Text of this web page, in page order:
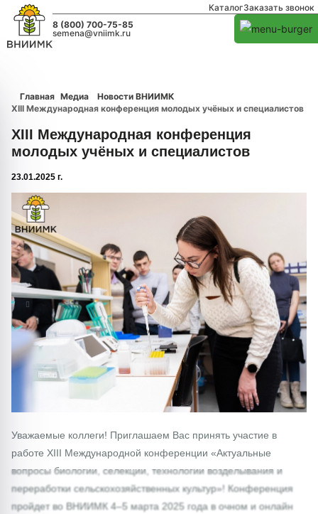
КаталогЗаказать звонок
8 (800) 700-75-85
semena@vniimk.ru
Главная Медиа
Новости ВНИИМК
XIII Международная конференция молодых учёных и специалистов
XIII Международная конференция
молодых учёных и специалистов
23.01.2025 г.
1/0
Уважаемые коллеги! Приглашаем Вас принять участие в
работе XIII Международной конференции «Актуальные
вопросы биологии, селекции, технологии возделывания и
переработки сельскохозяйственных культур»! Конференция
пройдет во ВНИИМК 4–5 марта 2025 года в очном и онлайн